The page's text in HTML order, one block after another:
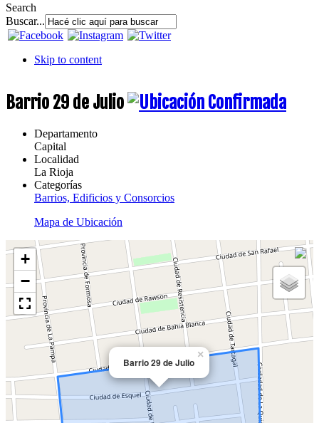
Search
Buscar...
Skip to content
Barrio 29 de Julio
Departamento
Capital
Localidad
La Rioja
Categorías
Barrios, Edificios y Consorcios
Mapa de Ubicación
Barrio 29 de Julio
×
+
−